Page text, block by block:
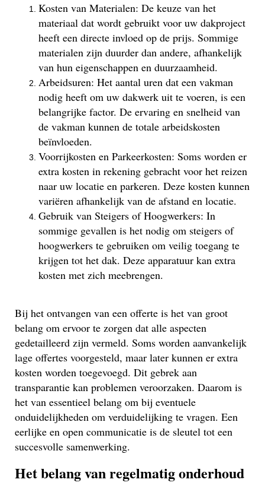
Kosten van Materialen: De keuze van het
materiaal dat wordt gebruikt voor uw dakproject
heeft een directe invloed op de prijs. Sommige
materialen zijn duurder dan andere, afhankelijk
van hun eigenschappen en duurzaamheid.
Arbeidsuren: Het aantal uren dat een vakman
nodig heeft om uw dakwerk uit te voeren, is een
belangrijke factor. De ervaring en snelheid van
de vakman kunnen de totale arbeidskosten
beïnvloeden.
Voorrijkosten en Parkeerkosten: Soms worden er
extra kosten in rekening gebracht voor het reizen
naar uw locatie en parkeren. Deze kosten kunnen
variëren afhankelijk van de afstand en locatie.
Gebruik van Steigers of Hoogwerkers: In
sommige gevallen is het nodig om steigers of
hoogwerkers te gebruiken om veilig toegang te
krijgen tot het dak. Deze apparatuur kan extra
kosten met zich meebrengen.
Bij het ontvangen van een offerte is het van groot
belang om ervoor te zorgen dat alle aspecten
gedetailleerd zijn vermeld. Soms worden aanvankelijk
lage offertes voorgesteld, maar later kunnen er extra
kosten worden toegevoegd. Dit gebrek aan
transparantie kan problemen veroorzaken. Daarom is
het van essentieel belang om bij eventuele
onduidelijkheden om verduidelijking te vragen. Een
eerlijke en open communicatie is de sleutel tot een
succesvolle samenwerking.
Het belang van regelmatig onderhoud